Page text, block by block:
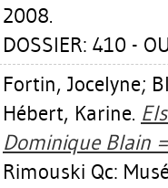
2008.
DOSSIER: 410 -
Fortin, Jocelyne;
Hébert, Karine.
Dominique Blain
Rimouski Qc: